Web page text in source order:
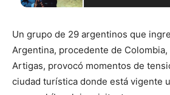
Un grupo de 29 argentinos que
Argentina, procedente de
Artigas, provocó momentos de
ciudad turística donde está vigente